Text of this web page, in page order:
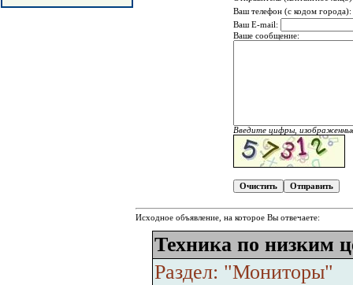
Ваш телефон (с кодом города):
Ваш E-mail:
Ваше сообщение:
Введите цифры,
Исходное объявление, на которое Вы отвечаете:
Техника по низким
Раздел: "Мониторы"